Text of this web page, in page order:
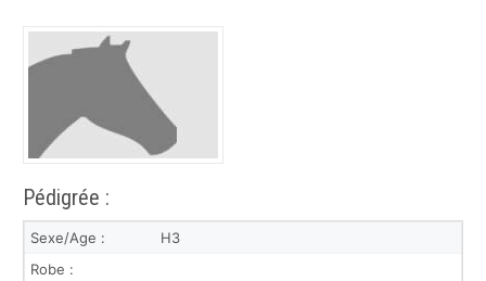
Pédigrée :
Sexe/Age :
H3
Robe :